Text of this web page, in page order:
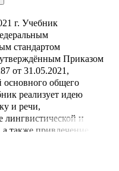
г. Учебник
стандартом
Приказом
от 31.05.2021,
общего
реализует идею
и речи,
и
также привлечение
оформление,